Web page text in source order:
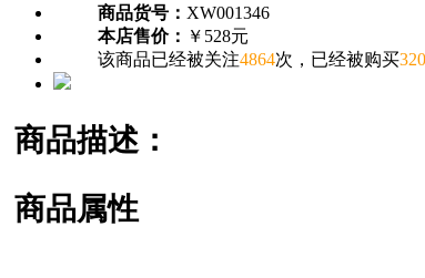
商品货号： XW001346
本店售价： ￥528元
该商品已经被关注4864次，已经被购买320
商品描述：
商品属性